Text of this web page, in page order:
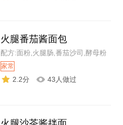
火腿番茄酱面包
配方:面粉,火腿肠,番茄沙司,酵母粉
家常
2.2分 43人做过